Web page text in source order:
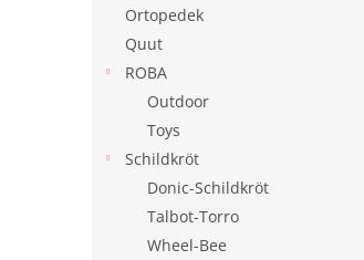
Ortopedek
Quut
ROBA
Outdoor
Toys
Schildkröt
Donic-Schildkröt
Talbot-Torro
Wheel-Bee